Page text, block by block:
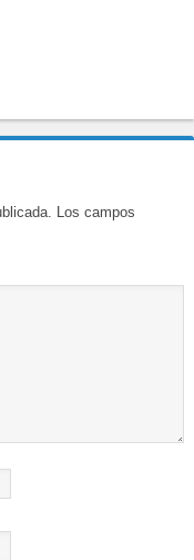
Los campos